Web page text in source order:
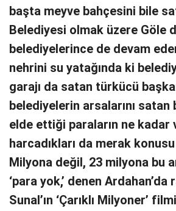
başta meyve bahçesini bile
Belediyesi olmak üzere Göle
belediyelerince de devam
nehrini su yatağında ki
garajı da satan türkücü
belediyelerin arsalarını
elde ettiği paraların ne kadar
harcadıkları da merak konusu
Milyona değil, 23 milyona bu
‘para yok,’ denen
Sunal’ın ‘Çarıklı Milyoner’